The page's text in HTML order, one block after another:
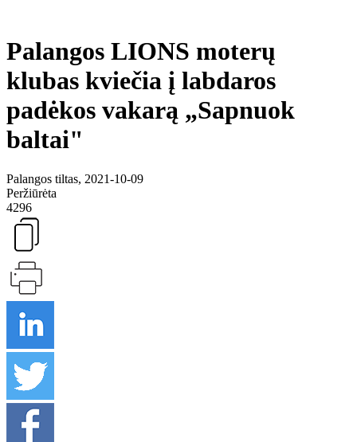
Palangos LIONS moterų
klubas kviečia į labdaros
padėkos vakarą „Sapnuok
baltai"
Palangos tiltas, 2021-10-09
Peržiūrėta
4296